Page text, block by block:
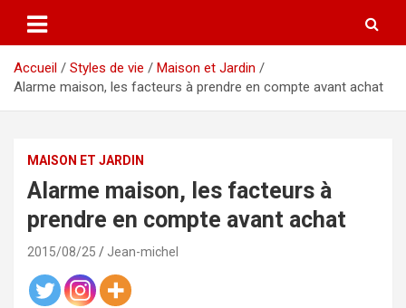
Accueil Styles de vie
Maison et Jardin
Alarme maison, les facteurs à prendre en compte avant achat
MAISON ET JARDIN
Alarme maison, les facteurs à
prendre en compte avant achat
2015/08/25 Jean-michel